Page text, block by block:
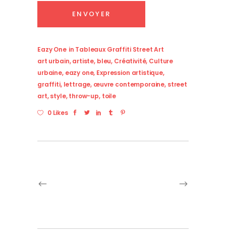
Eazy One in Tableaux Graffiti Street Art
art urbain,artiste, bleu, Créativité, Culture
urbaine, eazy one, Expression artistique,
graffiti, lettrage, œuvre contemporaine, street
art,style,throw-up, toile
0 Likes